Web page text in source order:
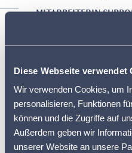
Diese Webseite verwendet
Wir verwenden Cookies, um
personalisieren, Funktionen
können und die Zugriffe auf
Außerdem geben wir
unserer Website an unsere
MITARBEITERIN
Das sagen andere über mich.